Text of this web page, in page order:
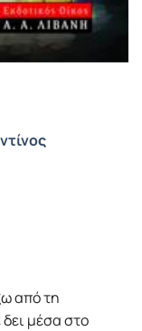
από τη
μέσα στο